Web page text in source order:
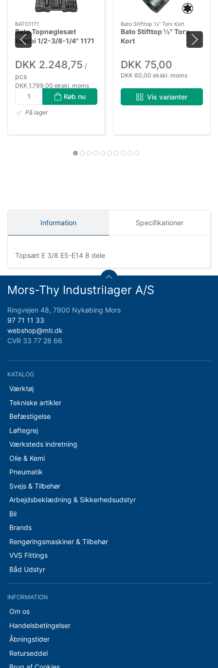
BATO1171
Bato Topnøglesæt
kombi 1/2-3/8-1/4" 1171
DKK 2.248,75 /
pcs
DKK 1.799,00 ekskl. moms
Køb nu
På lager
Bato Stifttop ½" Torx Kort
Bato Stifttop ½" Torx
Kort
DKK 75,00
DKK 60,00 ekskl. moms
Vis varianter
Information Specifikationer
Topsæt E 3/8 E5-E14 8 dele
Mors-Thy Industrilager A/S
Ringvejen 48, 7900 Nykøbing Mors
97 71 11 33
webshop@mti.dk
CVR 33 77 28 66
KATALOG
Værktøj
Tekniske artikler
Befæstigelse
Løftegrej
Værksteds indretning
Olie & Kemi
Pneumatik
Svejs & Tilbehør
Arbejdsbeklædning & Sikkerhedsudstyr
Bil
Brands
Rengøringsmaskiner & Tilbehør
VVS Fittings
Båd Udstyr
INFORMATION
Om os
Handelsbetingelser
Åbningstider
Returseddel